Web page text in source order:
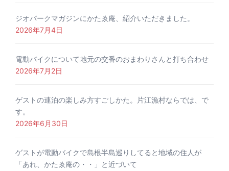
ジオパークマガジンにかたゑ庵、紹介いただきました。
2026年7月4日
電動バイクについて地元の交番のおまわりさんと打ち合わせ
2026年7月2日
ゲストの連泊の楽しみ方すごしかた。片江漁村ならでは、で
す。
2026年6月30日
ゲストが電動バイクで島根半島巡りしてると地域の住人が
「あれ、かたゑ庵の・・」と近づいて